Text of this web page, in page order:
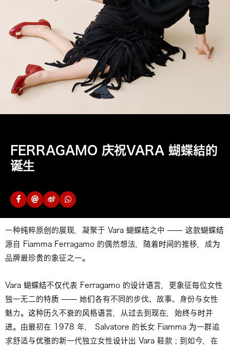
FERRAGAMO 庆祝VARA 蝴蝶結的
诞生
一种纯粹原创的展现，凝聚于 Vara 蝴蝶结之中 —— 这款蝴蝶结
源自 Fiamma Ferragamo 的偶然想法，随着时间的推移，成为
品牌最珍贵的象征之一。
Vara 蝴蝶结不仅代表 Ferragamo 的设计语言，更象征每位女性
独一无二的特质 —— 她们各有不同的步伐、故事、身份与女性
魅力。这种历久不衰的风格语言，从过去到现在，始终与时并
进。由最初在 1978 年， Salvatore 的长女 Fiamma 为一群追
求舒适与优雅的新一代独立女性设计出 Vara 鞋款 ; 到如今，在